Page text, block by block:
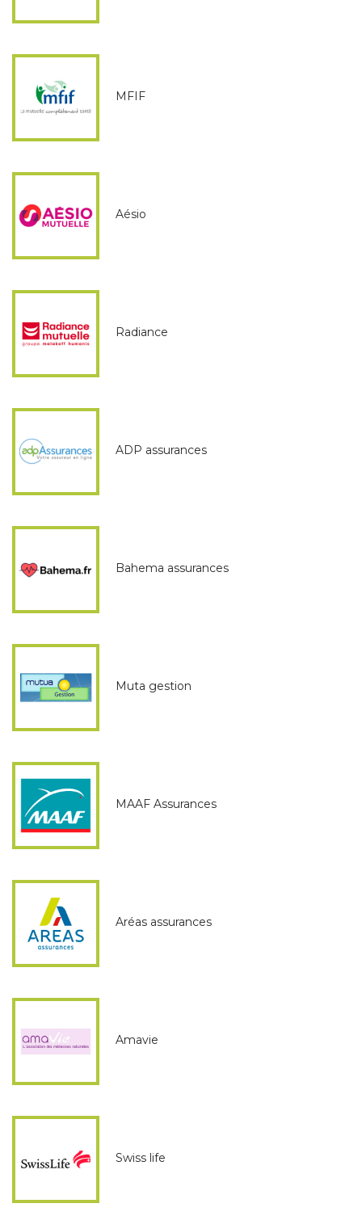
MFIF
Aésio
Radiance
ADP assurances
Bahema assurances
Muta gestion
MAAF Assurances
Aréas assurances
Amavie
Swiss life